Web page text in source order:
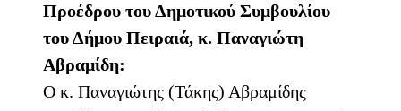
Προέδρου του Δημοτικού Συμβουλίου
του Δήμου Πειραιά, κ. Παναγιώτη
Αβραμίδη:
Ο κ. Παναγιώτης (Τάκης) Αβραμίδης